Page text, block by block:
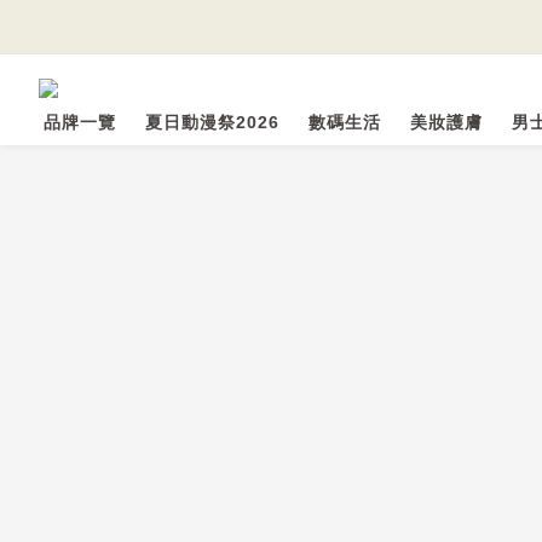
品牌一覽 夏日動漫祭2026 數碼生活 美妝護膚 男